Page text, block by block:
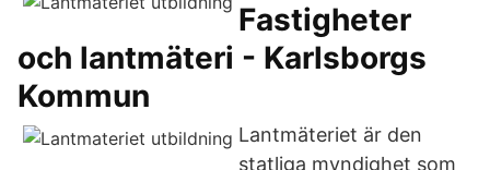
Fastigheter
och lantmäteri - Karlsborgs
Kommun
Lantmäteriet är den
statliga myndighet som